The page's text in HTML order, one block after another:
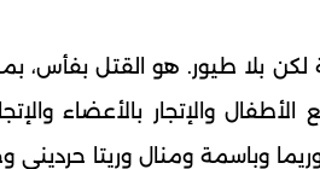
بلا طيور. هو القتل بفأس،
والإتجار بالأعضاء
وريما وباسمة ومنال وريتا